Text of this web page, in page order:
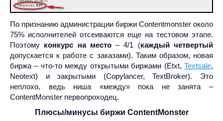
По признанию администрации биржи Contentmonster около
75% исполнителей отсеиваются еще на тестовом этапе.
Поэтому конкурс на место– 4/1 (каждый четвертый
допускается к работе с заказами). Таким образом, новая
биржа – что-то между открытыми биржами (Etxt, Textsale,
Neotext) и закрытыми (Copylancer, TextBroker). Это
неплохо, ведь ниша «между» пока не занята –
ContentMonster первопроходец.
Плюсы/минусы биржи ContentMonster